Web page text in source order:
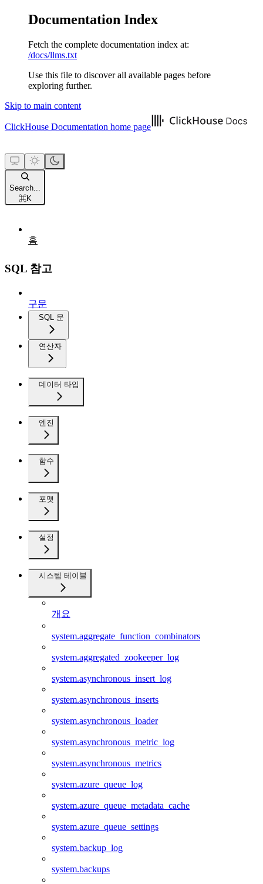
Documentation Index
Fetch the complete documentation index at:
/docs/llms.txt
Use this file to discover all available pages before
exploring further.
Skip to main content
ClickHouse Documentation home page
Search...
⌘K
홈
SQL 참고
구문
SQL 문
연산자
데이터 타입
엔진
함수
포맷
설정
시스템 테이블
개요
system.aggregate_function_combinators
system.aggregated_zookeeper_log
system.asynchronous_insert_log
system.asynchronous_inserts
system.asynchronous_loader
system.asynchronous_metric_log
system.asynchronous_metrics
system.azure_queue_log
system.azure_queue_metadata_cache
system.azure_queue_settings
system.backup_log
system.backups